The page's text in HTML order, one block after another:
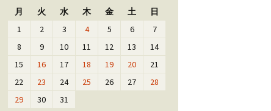
月
火 水 木 金 土 日
1 2 3 4 5 6
7
8
9 10 11 12 13
14
15
16 17 18 19 20
21
22
23 24 25 26 27
28
29
30 31